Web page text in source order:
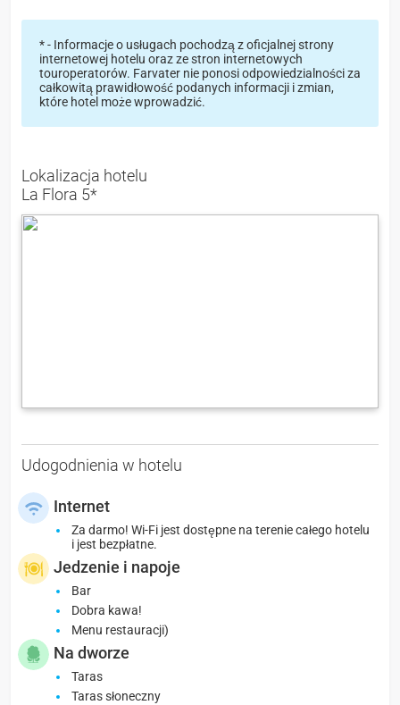
* - Informacje o usługach pochodzą z oficjalnej strony
internetowej hotelu oraz ze stron internetowych
touroperatorów. Farvater nie ponosi odpowiedzialności za
całkowitą prawidłowość podanych informacji i zmian,
które hotel może wprowadzić.
Lokalizacja hotelu
La Flora 5*
Udogodnienia w hotelu
Internet
Za darmo! Wi-Fi jest dostępne na terenie całego hotelu
i jest bezpłatne.
Jedzenie i napoje
Bar
Dobra kawa!
Menu restauracji)
Na dworze
Taras
Taras słoneczny